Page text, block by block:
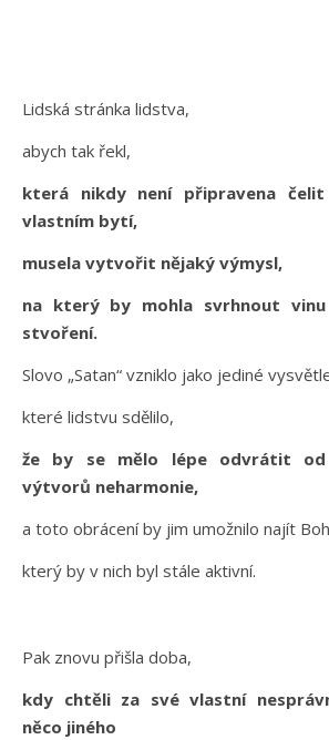
Lidská stránka lidstva,
abych tak řekl,
která nikdy není připravena
vlastním bytí,
musela vytvořit nějaký výmysl,
na který by mohla svrhnout vinu
stvoření.
Slovo „Satan“ vzniklo jako jediné
které lidstvu sdělilo,
že by se mělo lépe odvrátit od
výtvorů neharmonie,
a toto obrácení by jim umožnilo najít
který by v nich byl stále aktivní.
Pak znovu přišla doba,
kdy chtěli za své vlastní
něco jiného